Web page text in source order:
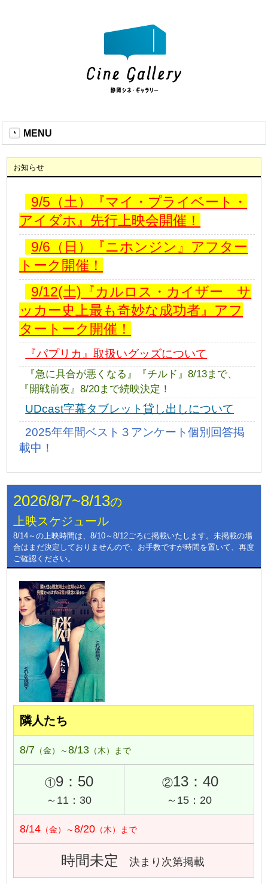
MENU
お知らせ
9/5（土）『マイ・プライベート・
アイダホ』先行上映会開催！
9/6（日）『ニホンジン』アフター
トーク開催！
9/12(土)『カルロス・カイザー サ
ッカー史上最も奇妙な成功者』アフ
タートーク開催！
『パプリカ』取扱いグッズについて
『急に具合が悪くなる』『チルド』8/13まで、
『開戦前夜』8/20まで続映決定！
UDcast字幕タブレット貸し出しについて
2025年年間ベスト３アンケート個別回答掲
載中！
2026/8/7~8/13の
上映スケジュール
8/14～の上映時間は、8/10～8/12ごろに掲載いたします。未掲載の場
合はまだ決定しておりませんので、お手数ですが時間を置いて、再度
ご確認ください。
隣人たち
8/7 （金）～8/13 （木）まで
①9：50
～11：30
②13：40
～15：20
8/14 （金）～8/20 （木）まで
時間未定 決まり次第掲載